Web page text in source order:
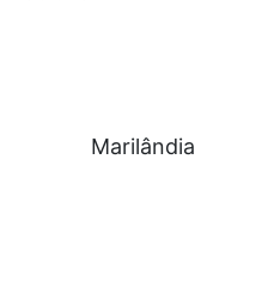
Marilândia